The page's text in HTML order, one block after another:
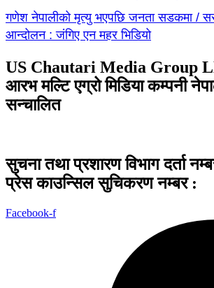
गणेश नेपालीको मृत्यु भएपछि जनता सडकमा /
आन्दोलन : जंगिए एन महर भिडियो
US Chautari Media Group
आरभ मल्टि एग्रो मिडिया कम्पनी
सन्चालित
सुचना तथा प्रशारण विभाग दर्ता
प्रेस काउन्सिल सुचिकरण नम्बर :
Facebook-f